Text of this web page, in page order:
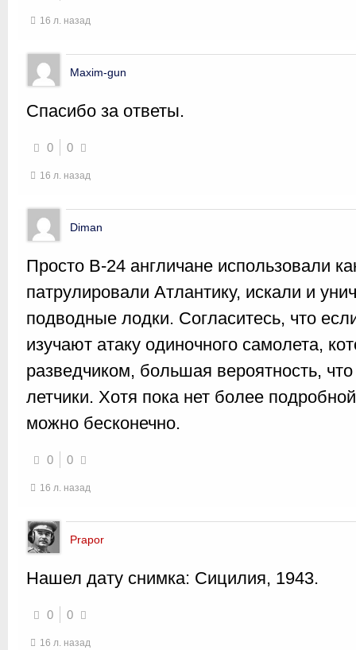
16 л. назад
Maxim-gun
Спасибо за ответы.
0 0
16 л. назад
Diman
Просто В-24 англичане использовали
патрулировали Атлантику, искали и
подводные лодки. Согласитесь, что
изучают атаку одиночного самолета,
разведчиком, большая вероятность,
летчики. Хотя пока нет более
можно бесконечно.
0 0
16 л. назад
Prapor
Нашел дату снимка: Сицилия, 1943.
0 0
16 л. назад